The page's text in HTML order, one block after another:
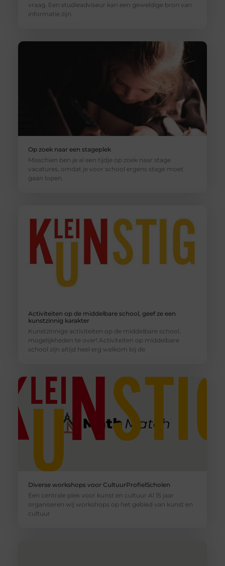
vraag. Een studieadviseur kan een geweldige bron van
informatie zijn.
Op zoek naar een stageplek
Misschien ben je al een tijdje op zoek naar stage
vacatures, omdat je voor school ergens stage moet
gaan lopen.
Activiteiten op de middelbare school, geef ze een
kunstzinnig karakter
Kunstzinnige activiteiten op de middelbare school,
mogelijkheden te over! Activiteiten op middelbare
school zijn altijd heel erg welkom bij de
Diverse workshops voor CultuurProfielScholen
Een centrale plek voor kunst en cultuur Al 15 jaar
organiseren wij workshops op het gebied van kunst en
cultuur